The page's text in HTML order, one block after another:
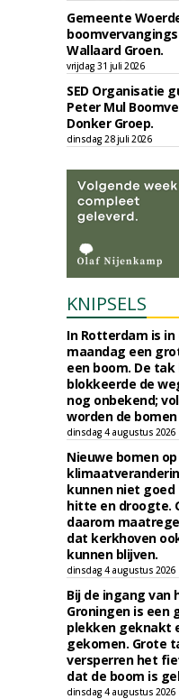
Gemeente
Wallaard Groen.
vrijdag 31 juli 2026
SED Organisatie
Peter Mul
Donker Groep.
dinsdag 28 juli 2026
KNIPSELS
In Rotterdam is
maandag een
een boom. De
blokkeerde de
nog onbekend;
worden de
dinsdag 4 augustus 2026
Nieuwe bomen
kunnen niet
hitte en droogte.
daarom
dat kerkhoven
kunnen blijven.
dinsdag 4 augustus 2026
Bij de ingang van
Groningen is een
plekken geknakt
gekomen. Grote
versperren het
dat de boom is
dinsdag 4 augustus 2026